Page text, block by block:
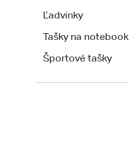
Ľadvinky
Tašky na notebook
Športové tašky